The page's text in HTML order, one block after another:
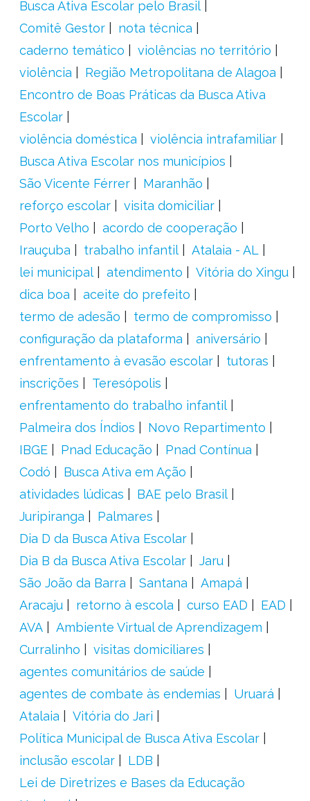
Busca Ativa Escolar pelo Brasil
Comitê Gestor
nota técnica
caderno temático
violências no território
violência
Região Metropolitana de Alagoa
Encontro de Boas Práticas da Busca Ativa
Escolar
violência doméstica
violência intrafamiliar
Busca Ativa Escolar nos municípios
São Vicente Férrer
Maranhão
reforço escolar
visita domiciliar
Porto Velho
acordo de cooperação
Irauçuba
trabalho infantil
Atalaia - AL
lei municipal
atendimento
Vitória do Xingu
dica boa
aceite do prefeito
termo de adesão
termo de compromisso
configuração da plataforma
aniversário
enfrentamento à evasão escolar
tutoras
inscrições
Teresópolis
enfrentamento do trabalho infantil
Palmeira dos Índios
Novo Repartimento
IBGE
Pnad Educação
Pnad Contínua
Codó
Busca Ativa em Ação
atividades lúdicas
BAE pelo Brasil
Juripiranga
Palmares
Dia D da Busca Ativa Escolar
Dia B da Busca Ativa Escolar
Jaru
São João da Barra
Santana
Amapá
Aracaju
retorno à escola curso EAD
EAD
AVA
Ambiente Virtual de Aprendizagem
Curralinho
visitas domiciliares
agentes comunitários de saúde
agentes de combate às endemias
Uruará
Atalaia
Vitória do Jari
Política Municipal de Busca Ativa Escolar
inclusão escolar
LDB
Lei de Diretrizes e Bases da Educação